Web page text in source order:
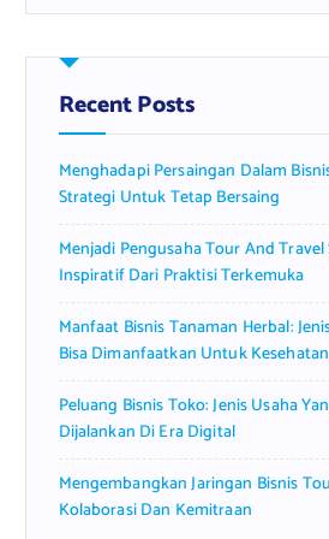
r
h
f
o
:
Recent Posts
Menghadapi Persaingan Dalam
Strategi Untuk Tetap Bersaing
Menjadi Pengusaha Tour And Travel
Inspiratif Dari Praktisi Terkemuka
Manfaat Bisnis Tanaman Herbal:
Bisa Dimanfaatkan Untuk
Peluang Bisnis Toko: Jenis Usaha
Dijalankan Di Era Digital
Mengembangkan Jaringan Bisnis
Kolaborasi Dan Kemitraan